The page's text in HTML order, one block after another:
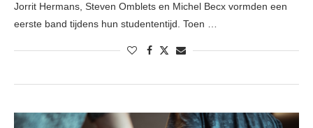
Jorrit Hermans, Steven Omblets en Michel Becx vormden een
eerste band tijdens hun studententijd. Toen …